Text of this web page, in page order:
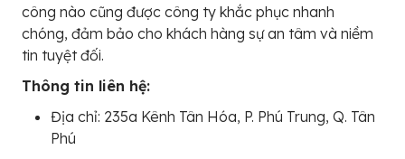
công nào cũng được công ty khắc phục nhanh
chóng, đảm bảo cho khách hàng sự an tâm và niềm
tin tuyệt đối.
Thông tin liên hệ:
Địa chỉ: 235a Kênh Tân Hóa, P. Phú Trung, Q. Tân
Phú